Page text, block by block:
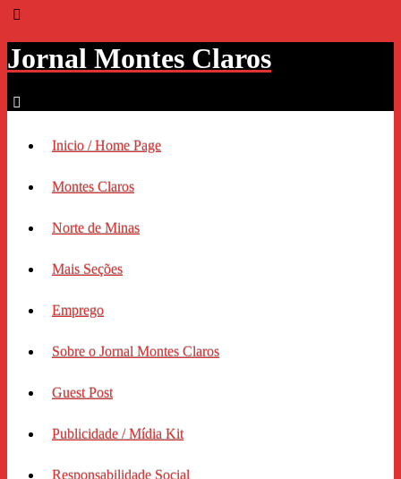
Jornal Montes Claros
Inicio / Home Page
Montes Claros
Norte de Minas
Mais Seções
Emprego
Sobre o Jornal Montes Claros
Guest Post
Publicidade / Mídia Kit
Responsabilidade Social